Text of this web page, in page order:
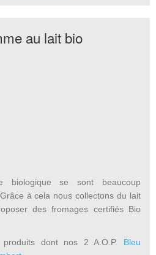
au lait bio
biologique se sont beaucoup
à cela nous collectons du lait
des fromages certifiés Bio
dont nos 2 A.O.P. Bleu